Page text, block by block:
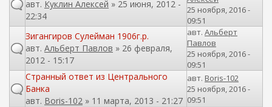
авт. Куклин Алексей » 25 июня, 2012 -
22:34
25 ноября, 2016 -
09:51
Зигангиров Сулейман 1906г.р.
авт. Альберт Павлов » 26 февраля,
2012 - 15:17
авт. Альберт
Павлов
25 ноября, 2016 -
09:51
Странный ответ из Центрального
Банка
авт. Boris-102 » 11 марта, 2013 - 21:27
авт. Boris-102
25 ноября, 2016 -
09:51